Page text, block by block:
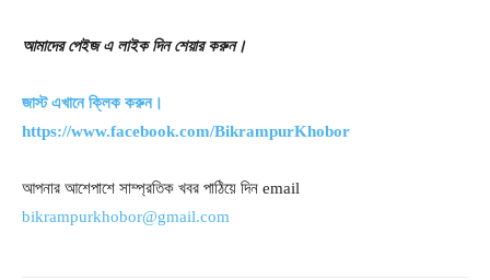
আমাদের পেইজ এ লাইক দিন শেয়ার করুন।
জাস্ট এখানে ক্লিক করুন।
https://www.facebook.com/BikrampurKhobor
আপনার আশেপাশে সাম্প্রতিক খবর পাঠিয়ে দিন email
bikrampurkhobor@gmail.com